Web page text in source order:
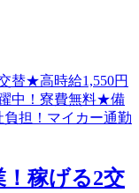
稼げる2交